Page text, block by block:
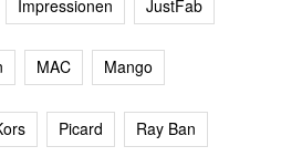
Impressionen JustFab
MAC Mango
Picard Ray Ban